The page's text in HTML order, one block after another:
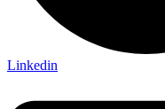
Linkedin